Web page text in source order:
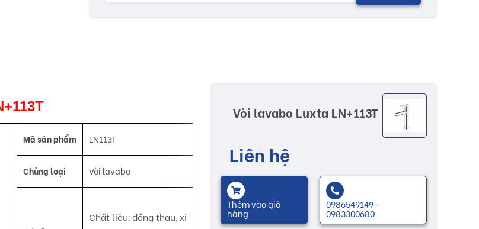
Mã sản phẩm LN113T
Chủng loại Vòi lavabo
Chất liệu: đồng thau, xi
Vòi lavabo Luxta LN+113T
Liên hệ
Thêm vào giỏ
hàng
0986549149 -
0983300680